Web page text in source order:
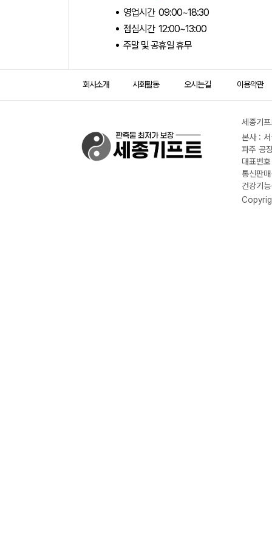
영업시간 09:00~18:30
점심시간 12:00~13:00
주말 및 공휴일 휴무
회사소개 사회활동 오시는길 이용약관
세종기
본사 :
파주 공
대표번
통신판
건강기